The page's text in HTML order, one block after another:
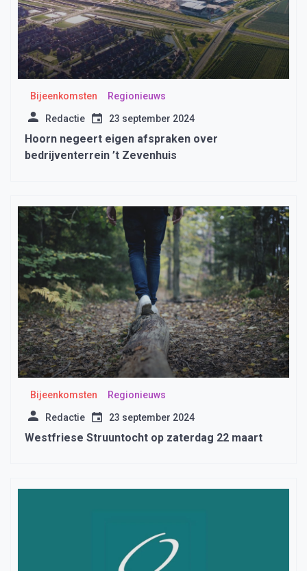
Bijeenkomsten Regionieuws
Redactie 23 september 2024
Hoorn negeert eigen afspraken over
bedrijventerrein ’t Zevenhuis
Bijeenkomsten Regionieuws
Redactie 23 september 2024
Westfriese Struuntocht op zaterdag 22 maart